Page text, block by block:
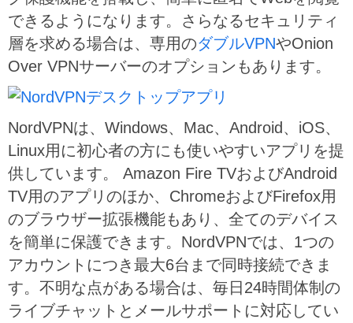
できるようになります。さらなるセキュリティ
層を求める場合は、専用のダブルVPNやOnion
Over VPNサーバーのオプションもあります。
NordVPNは、Windows、Mac、Android、iOS、
Linux用に初心者の方にも使いやすいアプリを提
供しています。 Amazon Fire TVおよびAndroid
TV用のアプリのほか、ChromeおよびFirefox用
のブラウザー拡張機能もあり、全てのデバイス
を簡単に保護できます。NordVPNでは、1つの
アカウントにつき最大6台まで同時接続できま
す。不明な点がある場合は、毎日24時間体制の
ライブチャットとメールサポートに対応してい